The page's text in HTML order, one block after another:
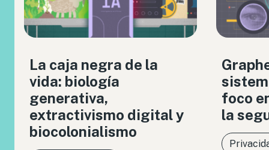
La caja negra de la
vida: biología
generativa,
extractivismo digital y
biocolonialismo
foco
la